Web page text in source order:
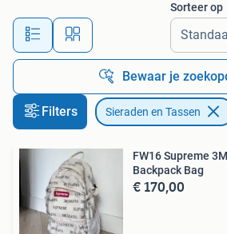
Alle afstanden…
Sorteer op
Bewaar je
Filters Sieraden en Tassen
FW16 Supreme
Backpack Bag
€ 170,00